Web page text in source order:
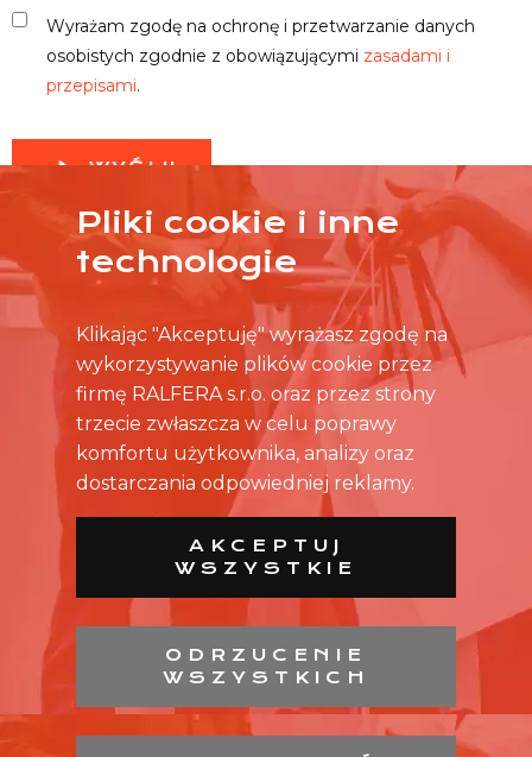
Wyrażam zgodę na ochronę i przetwarzanie danych
osobistych zgodnie z obowiązującymi zasadami i
przepisami.
WYŚLIJ
Pliki cookie i inne
technologie
Klikając "Akceptuję" wyrażasz zgodę na
wykorzystywanie plików cookie przez
firmę RALFERA s.r.o. oraz przez strony
trzecie zwłaszcza w celu poprawy
komfortu użytkownika, analizy oraz
dostarczania odpowiedniej reklamy.
AKCEPTUJ
WSZYSTKIE
ODRZUCENIE
WSZYSTKICH